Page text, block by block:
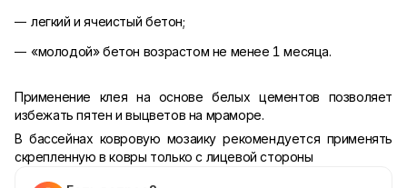
легкий и ячеистый бетон;
«молодой» бетон возрастом не менее 1 месяца.
Применение клея на основе белых цементов позволяет
избежать пятен и выцветов на мраморе.
В бассейнах ковровую мозаику рекомендуется применять
скрепленную в ковры только с лицевой стороны